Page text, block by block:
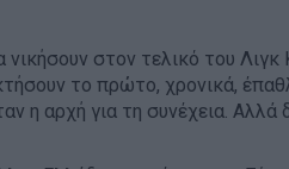
νικήσουν στον τελικό του
το πρώτο, χρονικά,
η αρχή για τη συνέχεια. Αλλά